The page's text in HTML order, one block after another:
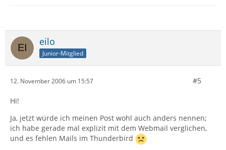
eilo
Junior-Mitglied
12. November 2006 um 15:57 #5
Hi!
Ja, jetzt würde ich meinen Post wohl auch anders nennen;
ich habe gerade mal explizit mit dem Webmail verglichen,
und es fehlen Mails im Thunderbird